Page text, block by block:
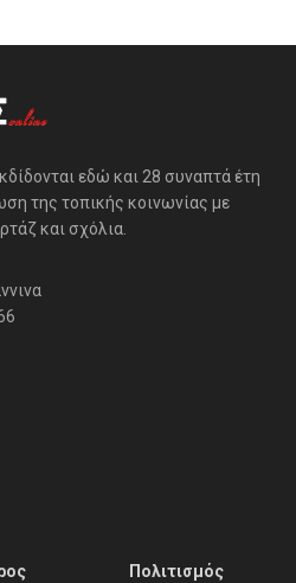
εδώ και 28 συναπτά έτη
της τοπικής κοινωνίας με
και σχόλια.
Πολιτισμός